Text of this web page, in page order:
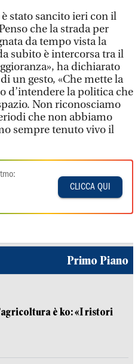
stato sancito ieri con il
che la strada per
da tempo vista la
subito è intercorsa tra il
ha dichiarato
un gesto, «Che mette la
d’intendere la politica che
Non riconosciamo
che non abbiamo
sempre tenuto vivo il
CLICCA QUI
Primo Piano
è ko: «I ristori